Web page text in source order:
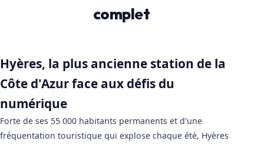
complet
Hyères, la plus ancienne station de la
Côte d'Azur face aux défis du
numérique
Forte de ses 55 000 habitants permanents et d'une
fréquentation touristique qui explose chaque été, Hyères